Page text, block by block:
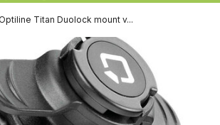
Optiline Titan Duolock mount v...